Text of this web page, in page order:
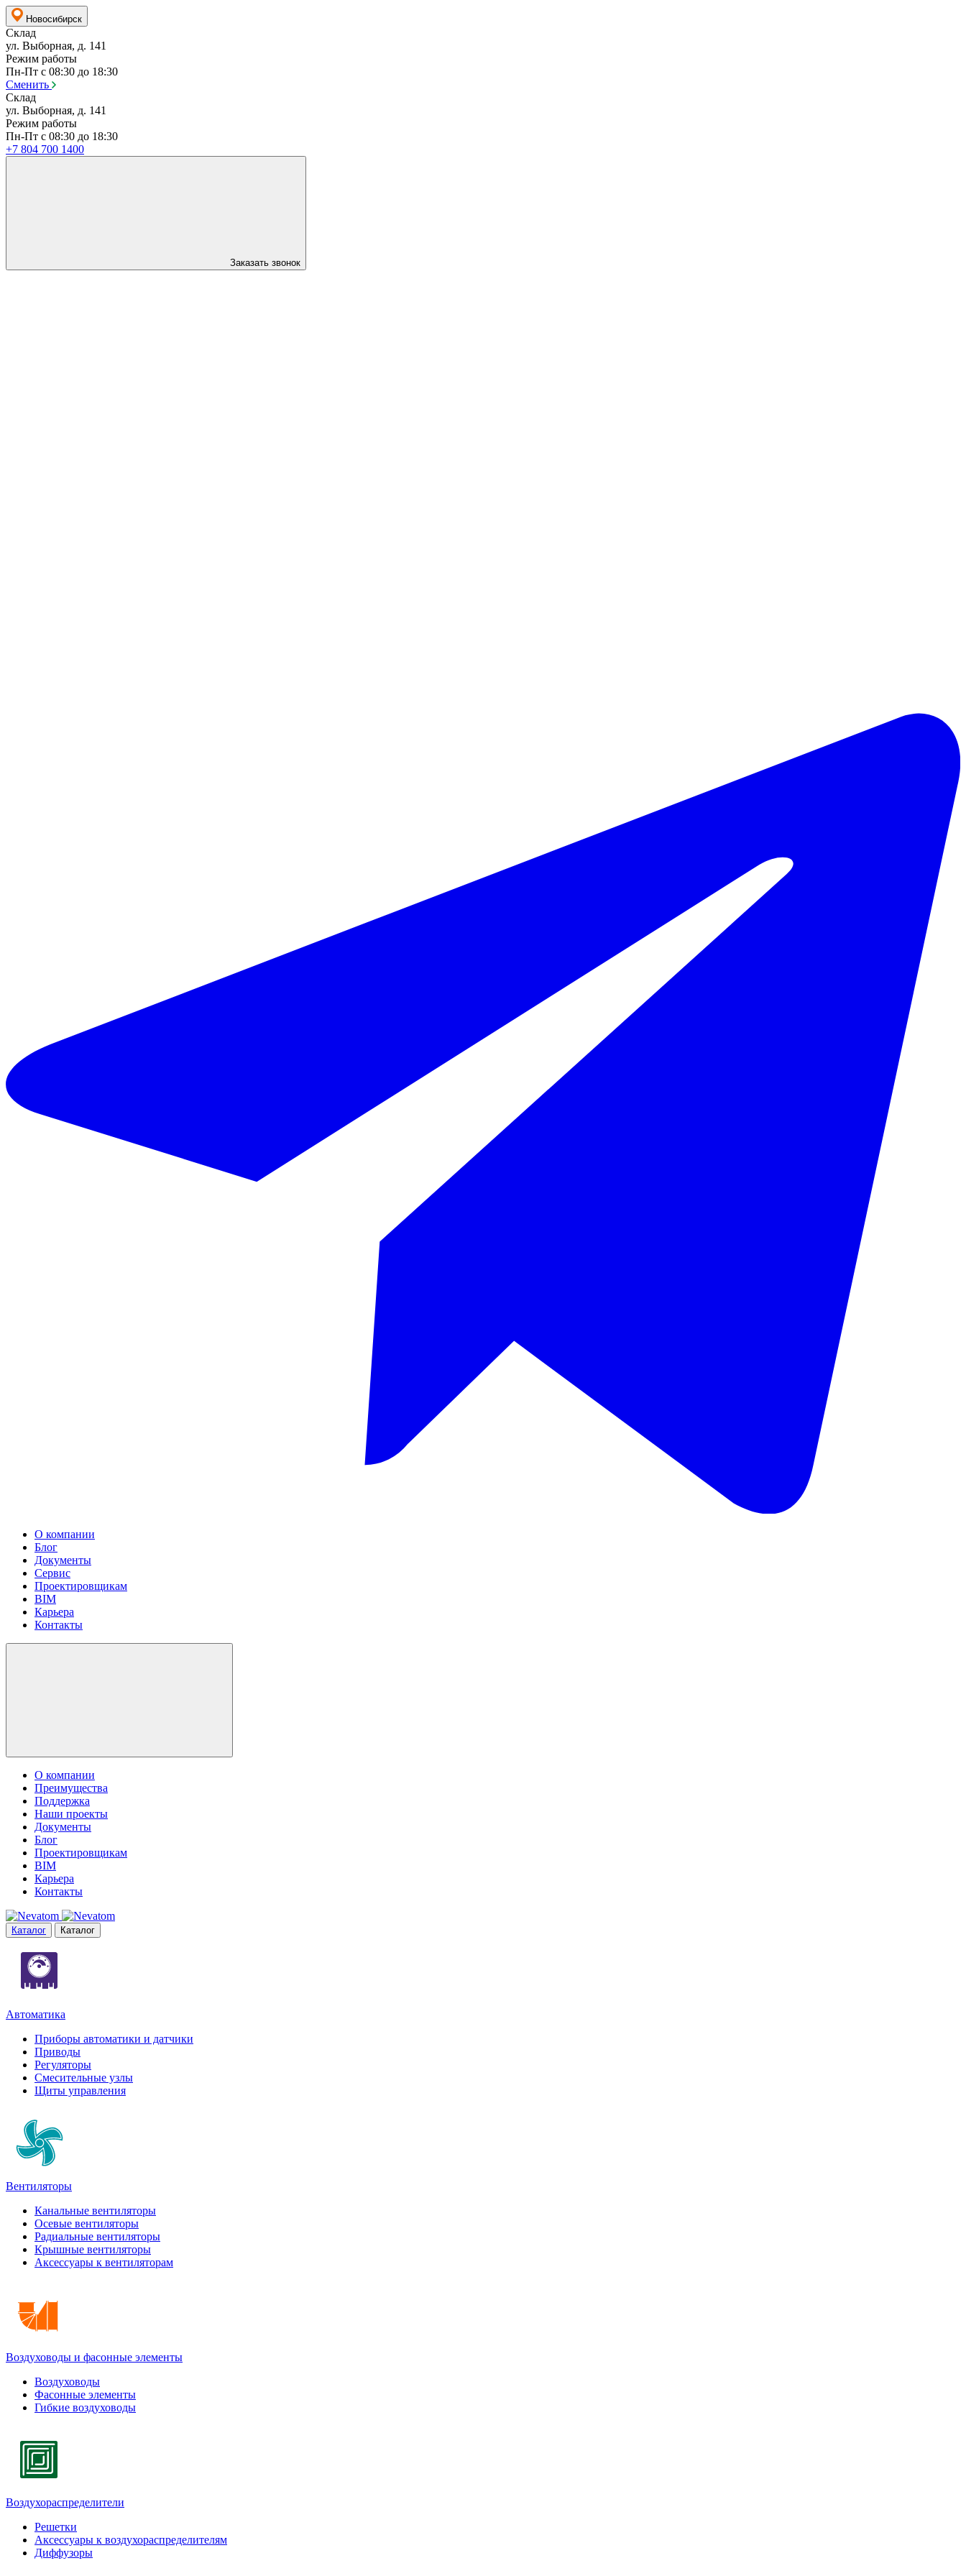
Новосибирск
Склад
ул. Выборная, д. 141
Режим работы
Пн-Пт с 08:30 до 18:30
Сменить
Склад
ул. Выборная, д. 141
Режим работы
Пн-Пт с 08:30 до 18:30
+7 804 700 1400
Заказать звонок
О компании
Блог
Документы
Сервис
Проектировщикам
BIM
Карьера
Контакты
О компании
Преимущества
Поддержка
Наши проекты
Документы
Блог
Проектировщикам
BIM
Карьера
Контакты
Каталог Каталог
Автоматика
Приборы автоматики и датчики
Приводы
Регуляторы
Смесительные узлы
Щиты управления
Вентиляторы
Канальные вентиляторы
Осевые вентиляторы
Радиальные вентиляторы
Крышные вентиляторы
Аксессуары к вентиляторам
Воздуховоды и фасонные элементы
Воздуховоды
Фасонные элементы
Гибкие воздуховоды
Воздухораспределители
Решетки
Аксессуары к воздухораспределителям
Диффузоры